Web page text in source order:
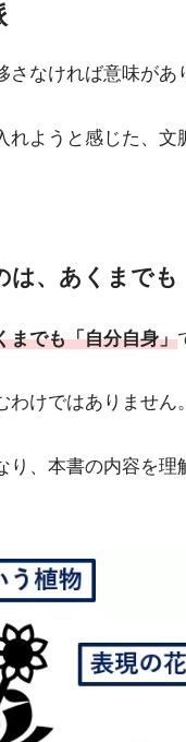
なければ意味があ
れようと感じた、文
、あくまでも
までも「自分自身」
けではありません。
り、本書の内容を